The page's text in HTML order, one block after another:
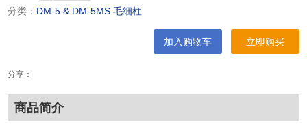
分类： DM-5 & DM-5MS 毛细柱
加入购物车 立即购买
分享：
商品简介